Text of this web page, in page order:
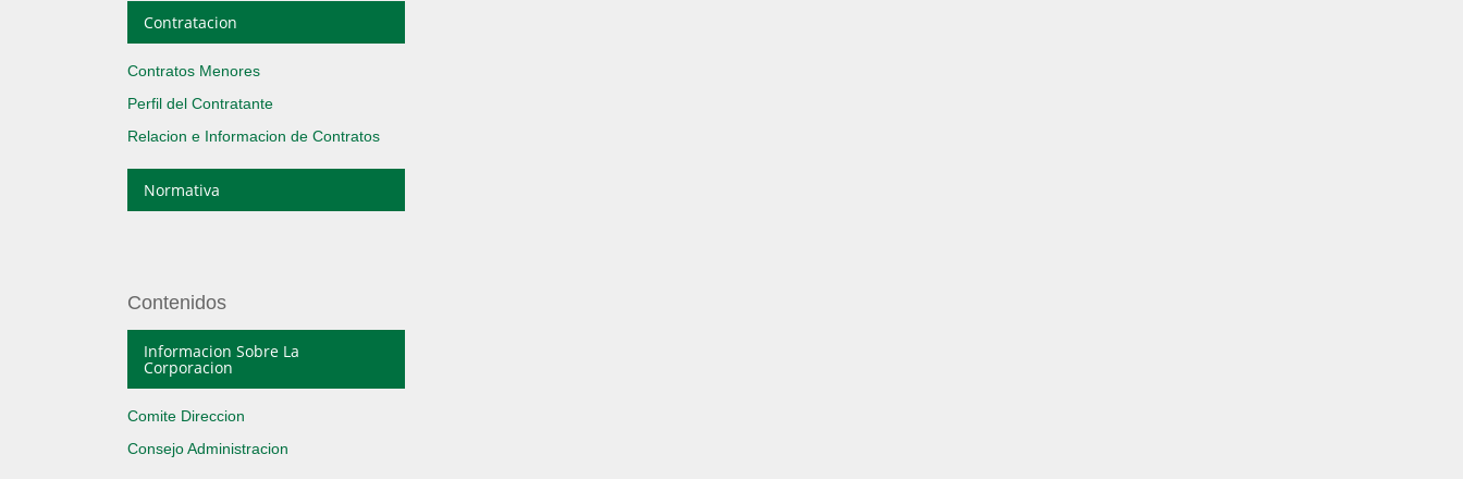
Contratacion
Contratos Menores
Perfil del Contratante
Relacion e Informacion de Contratos
Normativa
Contenidos
Informacion Sobre La
Corporacion
Comite Direccion
Consejo Administracion